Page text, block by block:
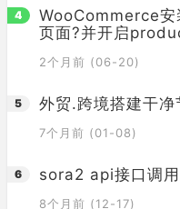
WooCommerce
页面?并开启
2个月前 (06-20)
外贸.跨境搭建干净
7个月前 (01-08)
sora2 api接口调
8个月前 (12-17)